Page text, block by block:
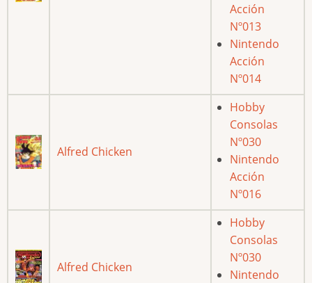
Acción
Nº013
Nintendo
Acción
Nº014
Alfred Chicken
Hobby
Consolas
Nº030
Nintendo
Acción
Nº016
Alfred Chicken
Hobby
Consolas
Nº030
Nintendo